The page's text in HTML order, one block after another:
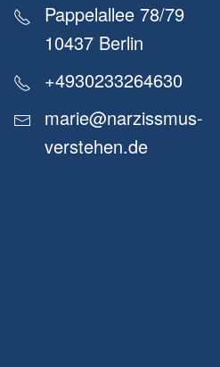
Pappelallee 78/79
10437 Berlin
+4930233264630
marie@narzissmus-
verstehen.de